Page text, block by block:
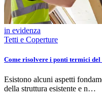
in evidenza
Tetti e Coperture
Come risolvere i ponti termici del
Esistono alcuni aspetti
della struttura esistente e n…